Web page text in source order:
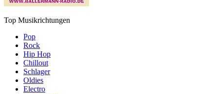
Top Musikrichtungen
Pop
Rock
Hip Hop
Chillout
Schlager
Oldies
Electro